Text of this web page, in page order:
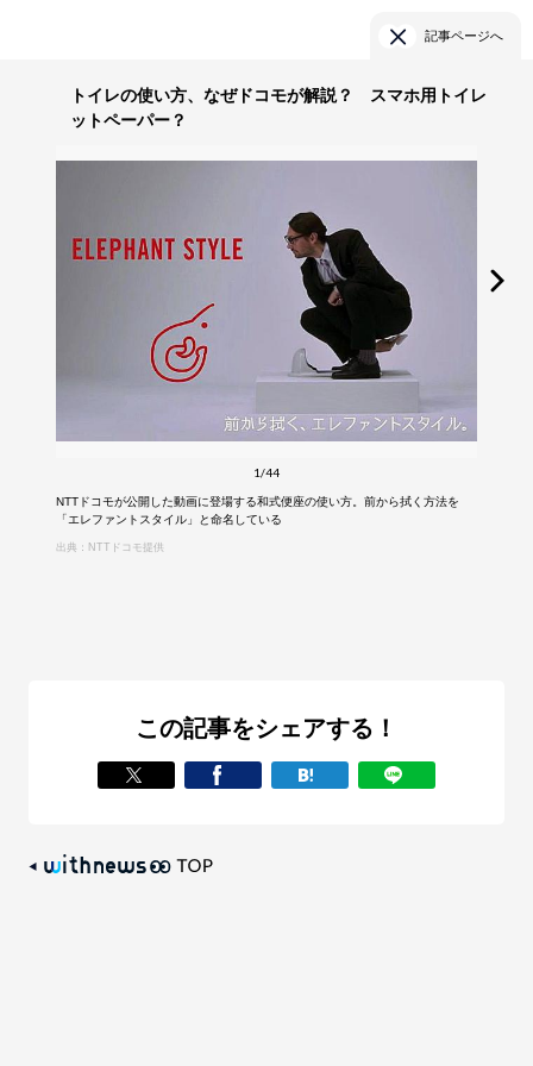
記事ページへ
トイレの使い方、なぜドコモが解説？ スマホ用トイレ
ットペーパー？
1/44
NTTドコモが公開した動画に登場する和式便座の使い方。前から拭く方法を
「エレファントスタイル」と命名している
出典：NTTドコモ提供
この記事をシェアする！